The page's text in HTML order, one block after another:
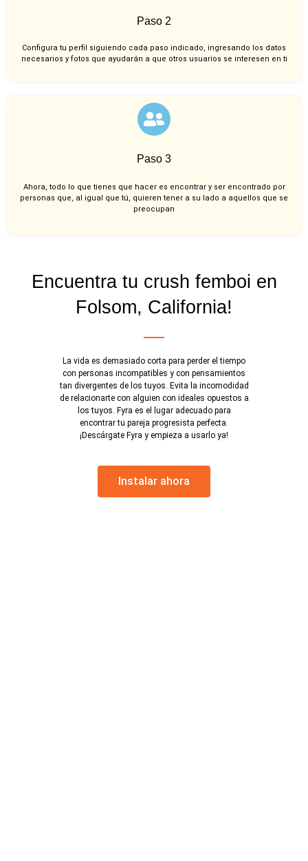
Paso 2
Configura tu perfil siguiendo cada paso indicado, ingresando los datos
necesarios y fotos que ayudarán a que otros usuarios se interesen en ti
Paso 3
Ahora, todo lo que tienes que hacer es encontrar y ser encontrado por
personas que, al igual que tú, quieren tener a su lado a aquellos que se
preocupan
Encuentra tu crush femboi en
Folsom, California!
La vida es demasiado corta para perder el tiempo
con personas incompatibles y con pensamientos
tan divergentes de los tuyos. Evita la incomodidad
de relacionarte con alguien con ideales opuestos a
los tuyos. Fyra es el lugar adecuado para
encontrar tu pareja progresista perfecta.
¡Descárgate Fyra y empieza a usarlo ya!
Instalar ahora